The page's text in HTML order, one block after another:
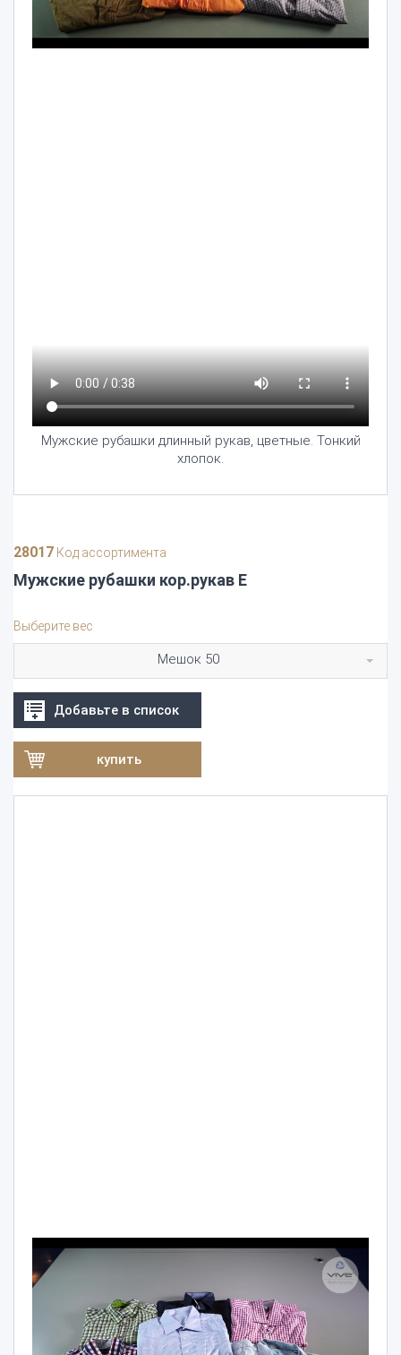
Мужские рубашки длинный рукав, цветные. Тонкий
хлопок.
28017 Код ассортимента
Мужские рубашки кор.рукав E
Выберите вес
Мешок 50
Добавьте в список
купить